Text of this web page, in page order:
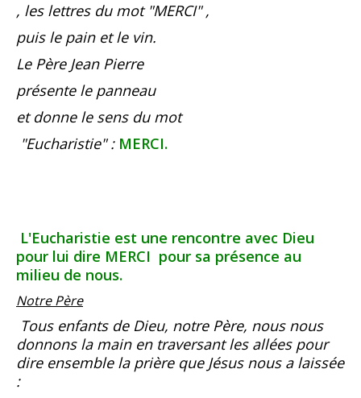
, les lettres du mot "MERCI" ,
puis le pain et le vin.
Le Père Jean Pierre
présente le panneau
et donne le sens du mot
"Eucharistie" : MERCI.
L'Eucharistie est une rencontre avec Dieu
pour lui dire MERCI pour sa présence au
milieu de nous.
Notre Père
Tous enfants de Dieu, notre Père, nous nous
donnons la main en traversant les allées pour
dire ensemble la prière que Jésus nous a laissée
: